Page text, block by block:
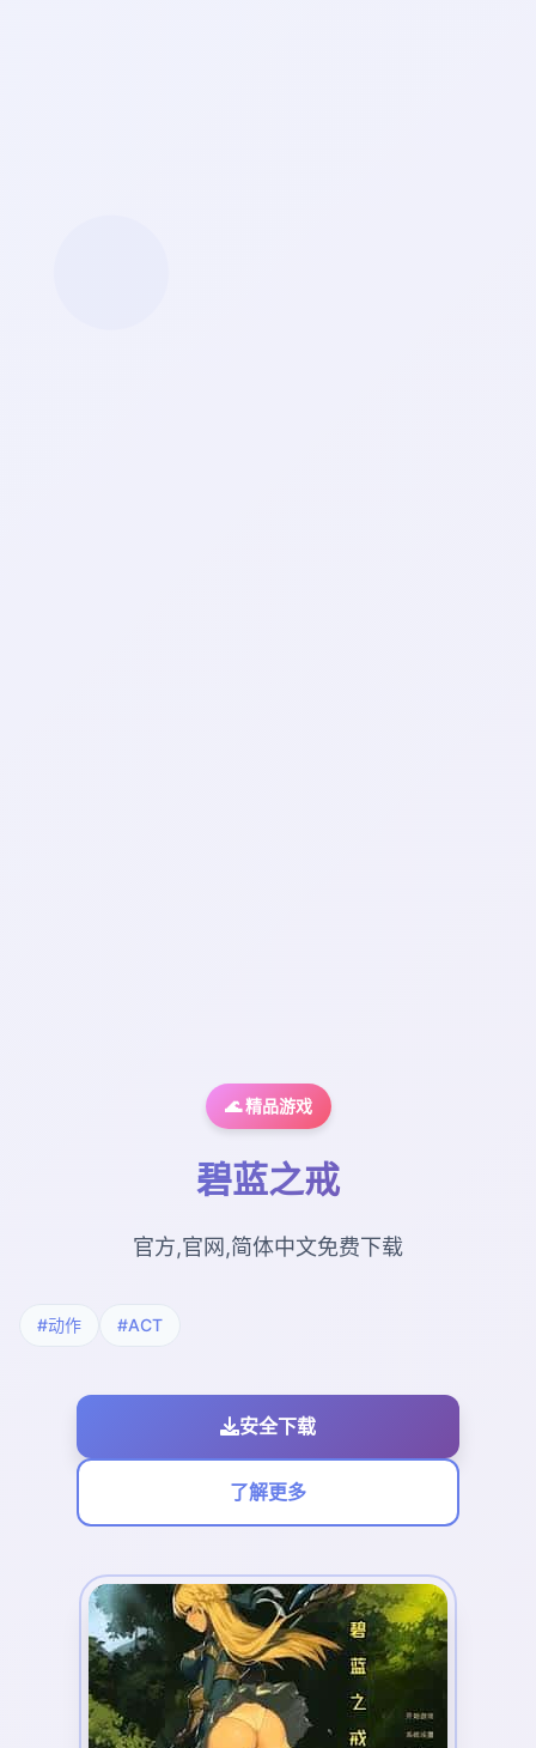
🌊 精品游戏
碧蓝之戒
官方,官网,简体中文免费下载
#动作 #ACT
安全下载
了解更多